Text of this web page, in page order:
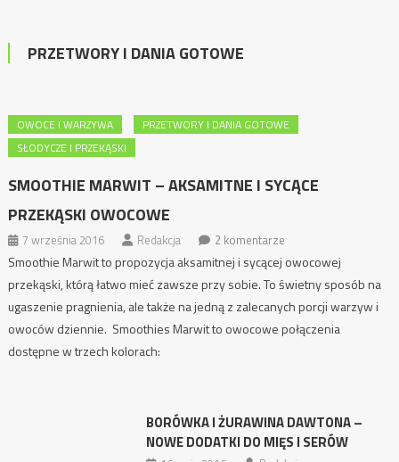
PRZETWORY I DANIA GOTOWE
OWOCE I WARZYWA
PRZETWORY I DANIA GOTOWE
SŁODYCZE I PRZEKĄSKI
SMOOTHIE MARWIT – AKSAMITNE I SYCĄCE
PRZEKĄSKI OWOCOWE
7 września 2016 Redakcja 2 komentarze
Smoothie Marwit to propozycja aksamitnej i sycącej owocowej
przekąski, którą łatwo mieć zawsze przy sobie. To świetny sposób na
ugaszenie pragnienia, ale także na jedną z zalecanych porcji warzyw i
owoców dziennie. Smoothies Marwit to owocowe połączenia
dostępne w trzech kolorach:
BORÓWKA I ŻURAWINA DAWTONA –
NOWE DODATKI DO MIĘS I SERÓW